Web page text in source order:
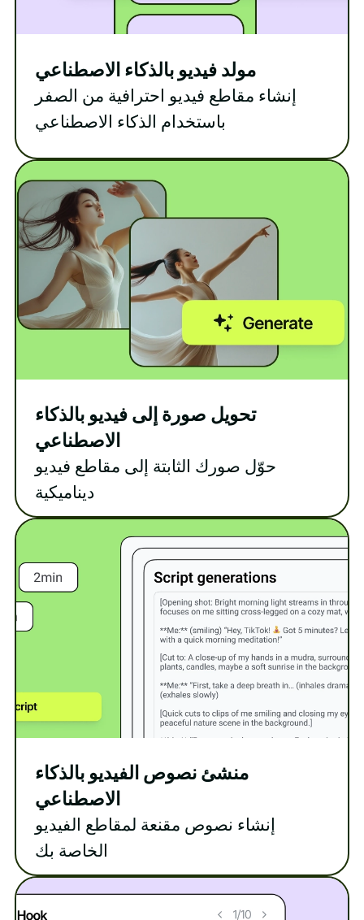
مولد فيديو بالذكاء الاصطناعي
إنشاء مقاطع فيديو احترافية من الصفر
باستخدام الذكاء الاصطناعي
تحويل صورة إلى فيديو بالذكاء
الاصطناعي
حوّل صورك الثابتة إلى مقاطع فيديو
ديناميكية
منشئ نصوص الفيديو بالذكاء
الاصطناعي
إنشاء نصوص مقنعة لمقاطع الفيديو
الخاصة بك